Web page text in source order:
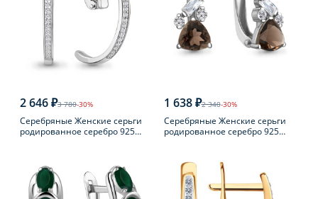
2 646 ₽3 780-30%
Серебряные Женские серьги
родированное серебро 925
1 638 ₽2 340-30%
Серебряные Женские серьги
родированное серебро 925